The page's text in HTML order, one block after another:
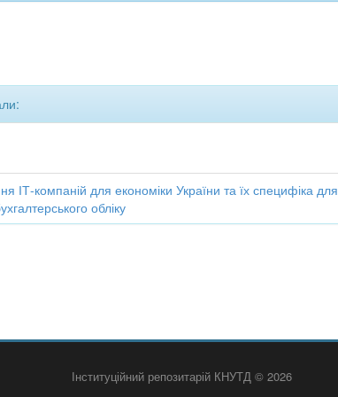
ІТ-компаній для економіки України та їх специфіка для
обліку
Інституційний репозитарій КНУТД © 2026